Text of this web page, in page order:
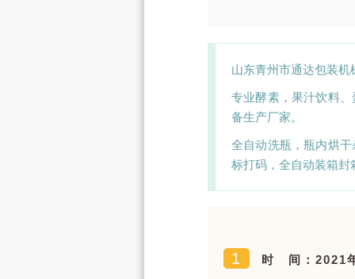
山东青州市通达包装机
专业酵素，果汁饮料
备生产厂家。
全自动洗瓶，瓶内烘
标打码，全自动装箱
1 时 间：2021